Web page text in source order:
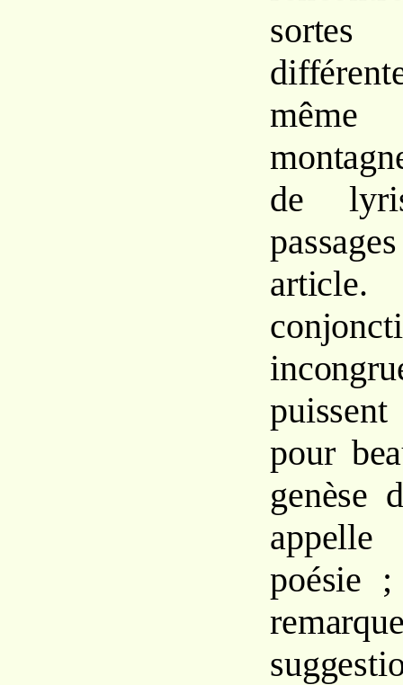
sortes
de
pour
genèse
appelle
poésie